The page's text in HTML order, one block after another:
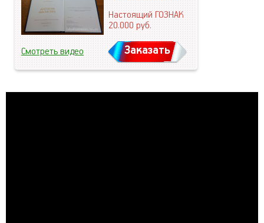
Настоящий ГОЗНАК
20.000руб.
Смотреть видео Заказать